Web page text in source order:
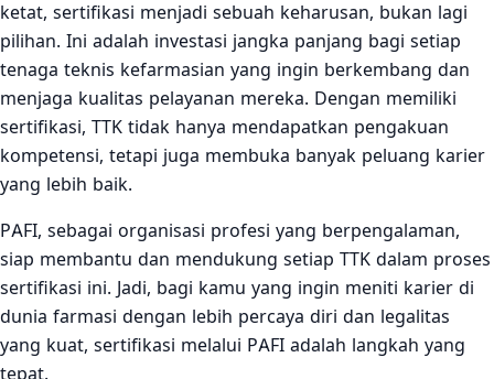
ketat, sertifikasi menjadi sebuah keharusan, bukan lagi
pilihan. Ini adalah investasi jangka panjang bagi setiap
tenaga teknis kefarmasian yang ingin berkembang dan
menjaga kualitas pelayanan mereka. Dengan memiliki
sertifikasi, TTK tidak hanya mendapatkan pengakuan
kompetensi, tetapi juga membuka banyak peluang karier
yang lebih baik.
PAFI, sebagai organisasi profesi yang berpengalaman,
siap membantu dan mendukung setiap TTK dalam proses
sertifikasi ini. Jadi, bagi kamu yang ingin meniti karier di
dunia farmasi dengan lebih percaya diri dan legalitas
yang kuat, sertifikasi melalui PAFI adalah langkah yang
tepat.